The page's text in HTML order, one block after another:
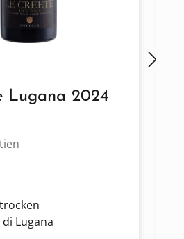
Lugana 2024
Lugana